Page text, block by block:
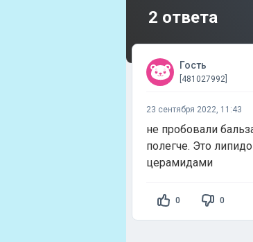
2 ответа
Гость
[481027992]
23 сентября 2022, 11:43
не пробовали
полегче. Это
церамидами
0 0